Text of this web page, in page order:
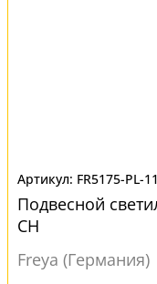
FR5175-PL-
Подвесной
CH
Freya (Германия)